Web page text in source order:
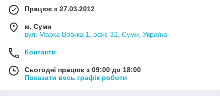
Купити захист двигуна Lancia Dedra, захист двигуна Lancia
Kappa, захист двигуна Lancia Musa, захист двигуна Lancia
Ypsilon можна в нашому інтернет-магазині Декоравто з
доставкою по Україні.
Працює з 27.03.2012
м. Суми
вул. Марка Вовчка 1, офіс 32, Суми, Україна
Контакти
Сьогодні працює з 09:00 до 18:00
Показати весь графік роботи